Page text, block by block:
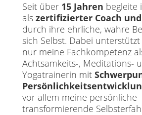
Seit über 15 Jahren begleite
als zertifizierter Coach
durch ihre ehrliche, wahre
sich Selbst. Dabei
nur meine Fachkompetenz
Achtsamkeits-, Meditations-
Yogatrainerin mit
vor allem meine persönliche
transformierende